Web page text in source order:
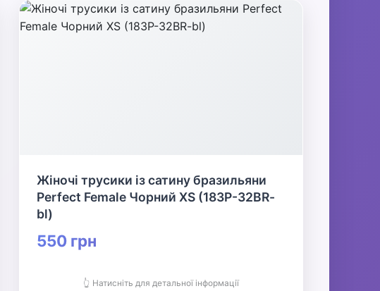
Жіночі трусики із сатину бразильяни
Perfect Female Чорний XS (183P-32BR-
bl)
550 грн
👆 Натисніть для детальної інформації